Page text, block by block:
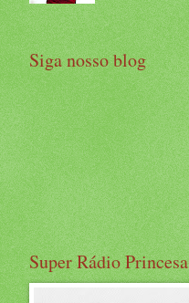
Siga nosso blog
Super Rádio Princesa